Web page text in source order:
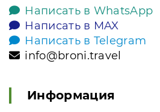
Написать в WhatsApp
Написать в MAX
Написать в Telegram
info@broni.travel
Информация